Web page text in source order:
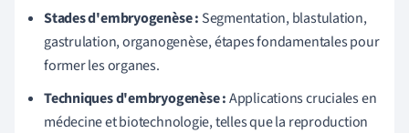
Stades d'embryogenèse : Segmentation, blastulation,
gastrulation, organogenèse, étapes fondamentales pour
former les organes.
Techniques d'embryogenèse :Applications cruciales en
médecine et biotechnologie, telles que la reproduction